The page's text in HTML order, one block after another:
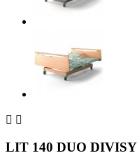
 
LIT 140 DUO